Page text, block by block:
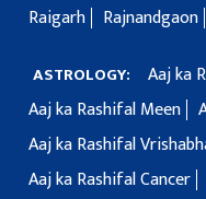
Raigarh
Rajnandgaon
ASTROLOGY:
Aaj ka
Aaj ka Rashifal Meen
Aaj ka Rashifal
Aaj ka Rashifal Cancer